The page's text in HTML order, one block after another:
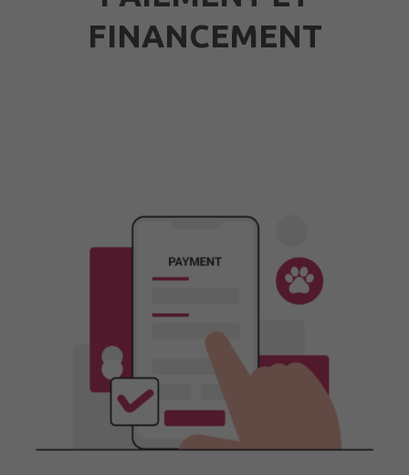
FINANCEMENT